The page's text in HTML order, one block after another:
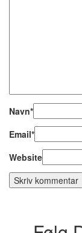
Navn*
Email*
Website